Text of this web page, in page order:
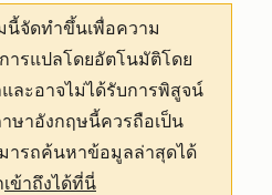
นี้จัดทำขึ้นเพื่อความ
ารแปลโดยอัตโนมัติโดย
ละอาจไม่ได้รับการพิสูจน์
ษาอังกฤษนี้ควรถือเป็น
ารถค้นหาข้อมูลล่าสุดได้
เข้าถึงได้ที่นี่